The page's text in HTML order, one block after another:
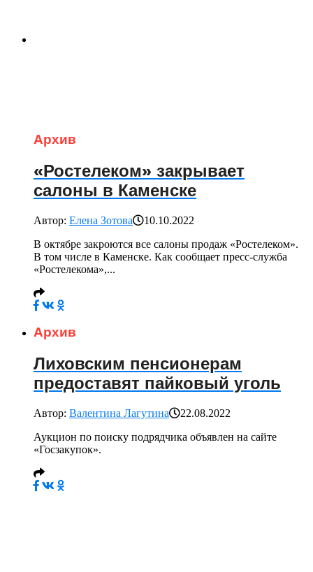
Архив
«Ростелеком» закрывает
салоны в Каменске
Автор: Елена Зотова
10.10.2022
В октябре закроются все салоны продаж «Ростелеком».
В том числе в Каменске. Как сообщает пресс-служба
«Ростелекома»,...
Архив
Лиховским пенсионерам
предоставят пайковый уголь
Автор: Валентина Лагутина
22.08.2022
Аукцион по поиску подрядчика объявлен на сайте
«Госзакупок».